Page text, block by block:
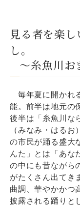
見る者を楽
し。
～糸魚川お
毎年夏に開かれ
能。前半は地元の
後半は「糸魚川な
（みなみ・はる
の市民が踊る盛大
んた」とは「あな
の中にも昔ながら
がたくさん出てき
曲調、華やかかつ
披露される踊りと